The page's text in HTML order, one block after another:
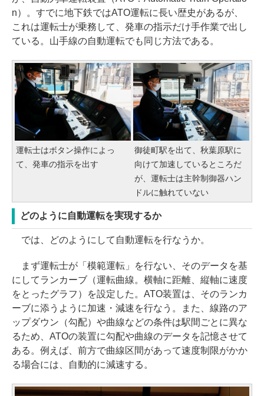
n）。すでに地下鉄ではATO運転に長い歴史があるが、
これは運転士が乗務して、発車の指示だけ手作業で出し
ている。山手線の自動運転でも同じ方法である。
運転士はボタン操作によっ
て、発車の指示を出す
御徒町駅を出て、秋葉原駅に
向けて加速しているところだ
が、運転士は主幹制御器ハン
ドルに触れていない
どのように自動運転を実現するか
では、どのようにして自動運転を行なうか。
まず運転士が「模範運転」を行ない、そのデータを基
にしてランカーブ（運転曲線。横軸に距離、縦軸に速度
をとったグラフ）を設定した。ATO装置は、そのランカ
ーブに添うように加速・減速を行なう。また、線路のア
ップダウン（勾配）や曲線などの条件は駅間ごとに異な
るため、ATOの装置に勾配や曲線のデータを記憶させて
ある。例えば、前方で曲線区間があって速度制限がかか
る場合には、自動的に減速する。